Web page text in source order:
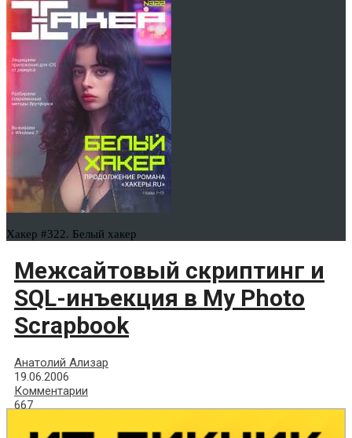
Хакер #322. Белый хакер
Межсайтовый скриптинг и
SQL-инъекция в My Photo
Scrapbook
Анатолий Ализар
19.06.2006
Комментарии
667